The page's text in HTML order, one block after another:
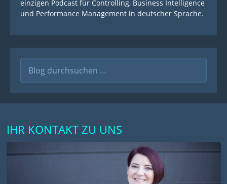
einzigen Podcast für Controlling, Business Intelligence
und Performance Management in deutscher Sprache.
Suche
nach:
IHR KONTAKT ZU UNS